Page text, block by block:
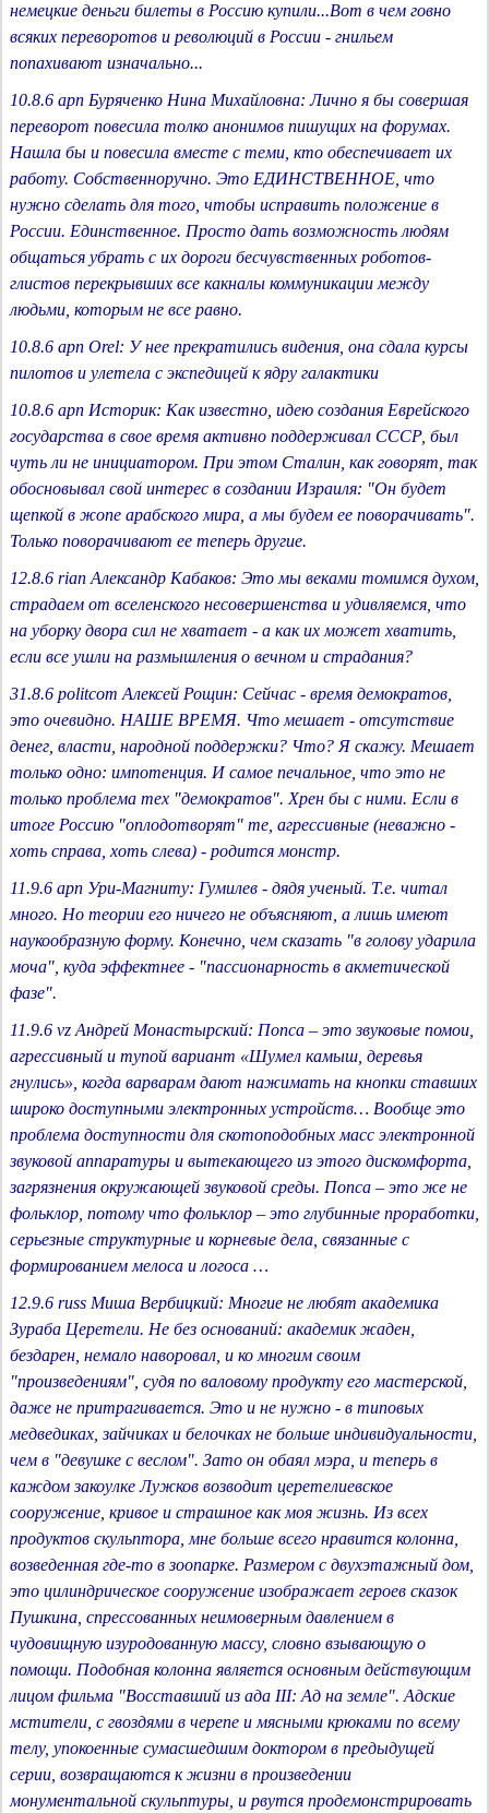
немецкие деньги билеты в Россию купили...Вот в чем говно
всяких переворотов и революций в России - гнильем
попахивают изначально...
10.8.6 apn Буряченко Нина Михайловна: Лично я бы совершая
переворот повесила толко анонимов пишущих на форумах.
Нашла бы и повесила вместе с теми, кто обеспечивает их
работу. Собственноручно. Это ЕДИНСТВЕННОЕ, что
нужно сделать для того, чтобы исправить положение в
России. Единственное. Просто дать возможность людям
общаться убрать с их дороги бесчувственных роботов-
глистов перекрывших все какналы коммуникации между
людьми, которым не все равно.
10.8.6 apn Orel: У нее прекратились видения, она сдала курсы
пилотов и улетела с экспедицей к ядру галактики
10.8.6 apn Историк: Как известно, идею создания Еврейского
государства в свое время активно поддерживал СССР, был
чуть ли не инициатором. При этом Сталин, как говорят, так
обосновывал свой интерес в создании Израиля: "Он будет
щепкой в жопе арабского мира, а мы будем ее поворачивать".
Только поворачивают ее теперь другие.
12.8.6 rian Александр Кабаков: Это мы веками томимся духом,
страдаем от вселенского несовершенства и удивляемся, что
на уборку двора сил не хватает - а как их может хватить,
если все ушли на размышления о вечном и страдания?
31.8.6 politcom Алексей Рощин: Сейчас - время демократов,
это очевидно. НАШЕ ВРЕМЯ. Что мешает - отсутствие
денег, власти, народной поддержки? Что? Я скажу. Мешает
только одно: импотенция. И самое печальное, что это не
только проблема тех "демократов". Хрен бы с ними. Если в
итоге Россию "оплодотворят" те, агрессивные (неважно -
хоть справа, хоть слева) - родится монстр.
11.9.6 apn Ури-Магниту: Гумилев - дядя ученый. Т.е. читал
много. Но теории его ничего не объясняют, а лишь имеют
наукообразную форму. Конечно, чем сказать "в голову ударила
моча", куда эффектнее - "пассионарность в акметической
фазе".
11.9.6 vz Андрей Монастырский: Попса – это звуковые помои,
агрессивный и тупой вариант «Шумел камыш, деревья
гнулись», когда варварам дают нажимать на кнопки ставших
широко доступными электронных устройств… Вообще это
проблема доступности для скотоподобных масс электронной
звуковой аппаратуры и вытекающего из этого дискомфорта,
загрязнения окружающей звуковой среды. Попса – это же не
фольклор, потому что фольклор – это глубинные проработки,
серьезные структурные и корневые дела, связанные с
формированием мелоса и логоса …
12.9.6 russ Миша Вербицкий: Многие не любят академика
Зураба Церетели. Не без оснований: академик жаден,
бездарен, немало наворовал, и ко многим своим
"произведениям", судя по валовому продукту его мастерской,
даже не притрагивается. Это и не нужно - в типовых
медведиках, зайчиках и белочках не больше индивидуальности,
чем в "девушке с веслом". Зато он обаял мэра, и теперь в
каждом закоулке Лужков возводит церетелиевское
сооружение, кривое и страшное как моя жизнь. Из всех
продуктов скульптора, мне больше всего нравится колонна,
возведенная где-то в зоопарке. Размером с двухэтажный дом,
это цилиндрическое сооружение изображает героев сказок
Пушкина, спрессованных неимоверным давлением в
чудовищную изуродованную массу, словно взывающую о
помощи. Подобная колонна является основным действующим
лицом фильма "Восставший из ада III: Ад на земле". Адские
мстители, с гвоздями в черепе и мясными крюками по всему
телу, упокоенные сумасшедшим доктором в предыдущей
серии, возвращаются к жизни в произведении
монументальной скульптуры, и рвутся продемонстрировать